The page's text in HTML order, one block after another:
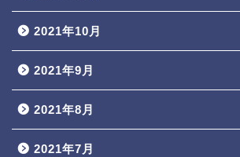
2021年10月
2021年9月
2021年8月
2021年7月